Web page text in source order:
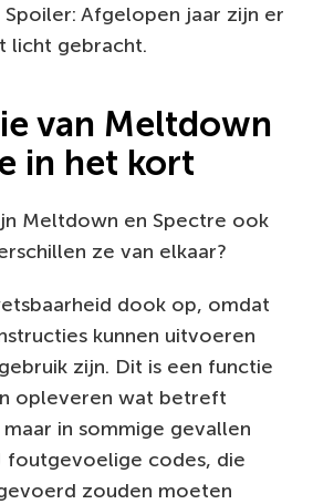
Afgelopen jaar zijn er
licht gebracht.
van Meltdown
in het kort
Meltdown en Spectre ook
ze van elkaar?
dook op, omdat
kunnen uitvoeren
zijn. Dit is een functie
opleveren wat betreft
in sommige gevallen
foutgevoelige codes, die
zouden moeten